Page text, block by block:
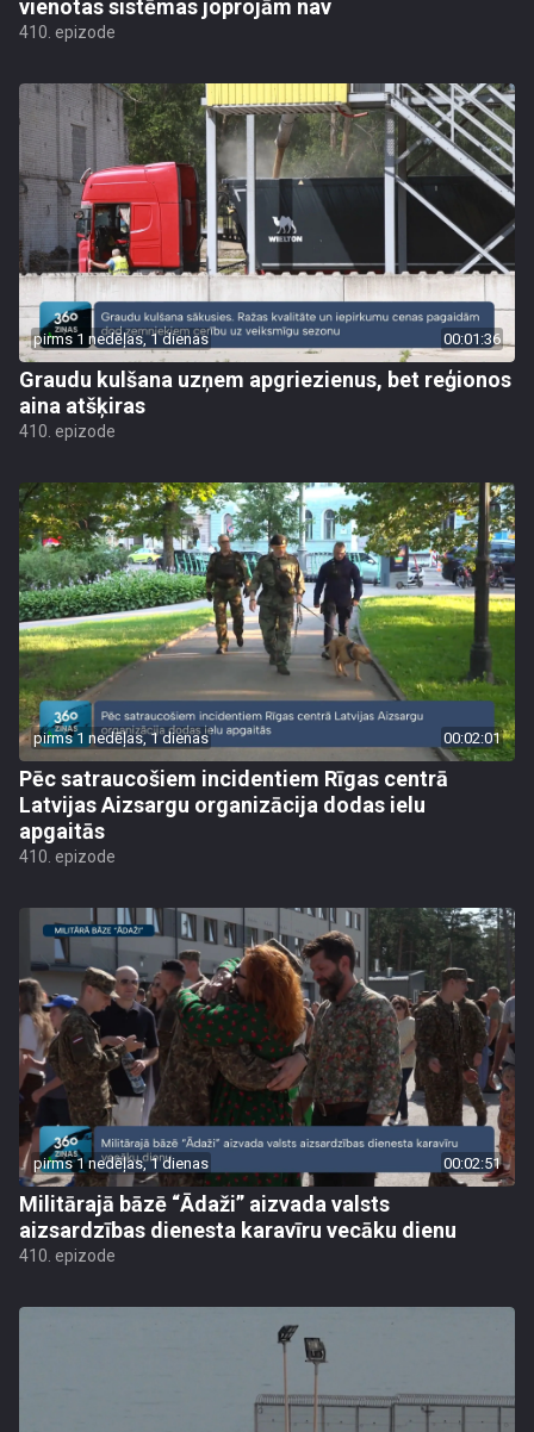
vienotas sistēmas joprojām nav
410. epizode
pirms 1 nedēļas, 1 dienas 00:01:36
Graudu kulšana uzņem apgriezienus, bet reģionos
aina atšķiras
410. epizode
pirms 1 nedēļas, 1 dienas 00:02:01
Pēc satraucošiem incidentiem Rīgas centrā
Latvijas Aizsargu organizācija dodas ielu
apgaitās
410. epizode
pirms 1 nedēļas, 1 dienas 00:02:51
Militārajā bāzē “Ādaži” aizvada valsts
aizsardzības dienesta karavīru vecāku dienu
410. epizode